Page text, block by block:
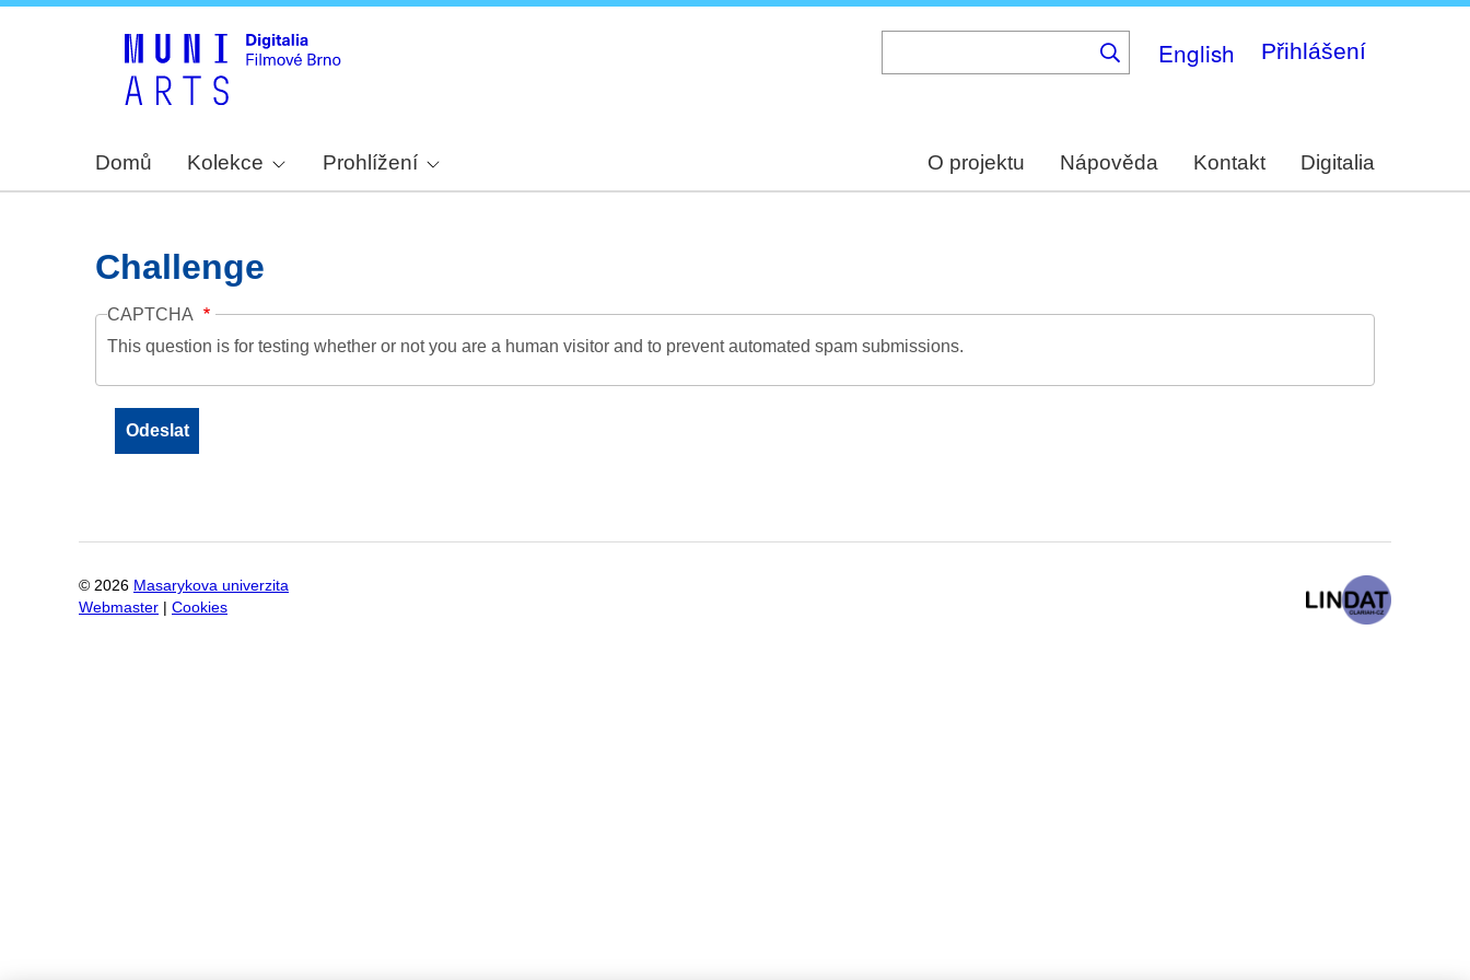
English Přihlášení
Domů Kolekce Prohlížení O projektu Nápověda Kontakt Digitalia
Challenge
CAPTCHA
This question is for testing whether or not you are a human visitor and to prevent automated spam submissions.
© 2026 Masarykova univerzita
Webmaster
Cookies